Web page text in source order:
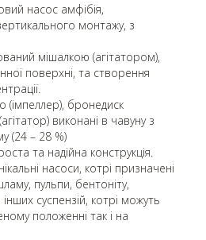
насос амфібія,
монтажу, з
мішалкою (агітатором),
поверхні, та створення
(імпеллер), бронедиск
виконані в чавуну з
(24 – 28 %)
та надійна конструкція.
насоси, котрі призначені
пульпи, бентоніту,
суспензій, котрі можуть
положенні так і на